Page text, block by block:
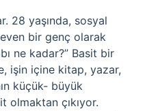
28 yaşında, sosyal
bir genç olarak
ne kadar?” Basit bir
işin içine kitap, yazar,
küçük- büyük
olmaktan çıkıyor.